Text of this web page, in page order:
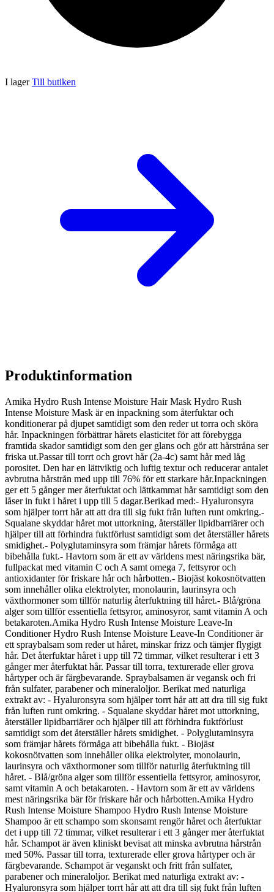
I lagerTill butiken
Produktinformation
Amika Hydro Rush Intense Moisture Hair Mask Hydro Rush
Intense Moisture Mask är en inpackning som återfuktar och
konditionerar på djupet samtidigt som den reder ut torra och sköra
hår. Inpackningen förbättrar hårets elasticitet för att förebygga
framtida skador samtidigt som den ger glans och gör att hårstråna ser
friska ut.Passar till torrt och grovt hår (2a-4c) samt hår med låg
porositet. Den har en lättviktig och luftig textur och reducerar antalet
avbrutna hårstrån med upp till 76% för ett starkare hår.Inpackningen
ger ett 5 gånger mer återfuktat och lättkammat hår samtidigt som den
låser in fukt i håret i upp till 5 dagar.Berikad med:- Hyaluronsyra
som hjälper torrt hår att att dra till sig fukt från luften runt omkring.-
Squalane skyddar håret mot uttorkning, återställer lipidbarriärer och
hjälper till att förhindra fuktförlust samtidigt som det återställer hårets
smidighet.- Polyglutaminsyra som främjar hårets förmåga att
bibehålla fukt.- Havtorn som är ett av världens mest näringsrika bär,
fullpackat med vitamin C och A samt omega 7, fettsyror och
antioxidanter för friskare hår och hårbotten.- Biojäst kokosnötvatten
som innehåller olika elektrolyter, monolaurin, laurinsyra och
växthormoner som tillför naturlig återfuktning till håret.- Blå/gröna
alger som tillför essentiella fettsyror, aminosyror, samt vitamin A och
betakaroten.Amika Hydro Rush Intense Moisture Leave-In
Conditioner Hydro Rush Intense Moisture Leave-In Conditioner är
ett spraybalsam som reder ut håret, minskar frizz och tämjer flygigt
hår. Det återfuktar håret i upp till 72 timmar, vilket resulterar i ett 3
gånger mer återfuktat hår. Passar till torra, texturerade eller grova
hårtyper och är färgbevarande. Spraybalsamen är vegansk och fri
från sulfater, parabener och mineraloljor. Berikat med naturliga
extrakt av: - Hyaluronsyra som hjälper torrt hår att att dra till sig fukt
från luften runt omkring. - Squalane skyddar håret mot uttorkning,
återställer lipidbarriärer och hjälper till att förhindra fuktförlust
samtidigt som det återställer hårets smidighet. - Polyglutaminsyra
som främjar hårets förmåga att bibehålla fukt. - Biojäst
kokosnötvatten som innehåller olika elektrolyter, monolaurin,
laurinsyra och växthormoner som tillför naturlig återfuktning till
håret. - Blå/gröna alger som tillför essentiella fettsyror, aminosyror,
samt vitamin A och betakaroten. - Havtorn som är ett av världens
mest näringsrika bär för friskare hår och hårbotten.Amika Hydro
Rush Intense Moisture Shampoo Hydro Rush Intense Moisture
Shampoo är ett schampo som skonsamt rengör håret och återfuktar
det i upp till 72 timmar, vilket resulterar i ett 3 gånger mer återfuktat
hår. Schampot är även kliniskt bevisat att minska avbrutna hårstrån
med 50%. Passar till torra, texturerade eller grova hårtyper och är
färgbevarande. Schampot är veganskt och fritt från sulfater,
parabener och mineraloljor. Berikat med naturliga extrakt av: -
Hyaluronsyra som hjälper torrt hår att att dra till sig fukt från luften